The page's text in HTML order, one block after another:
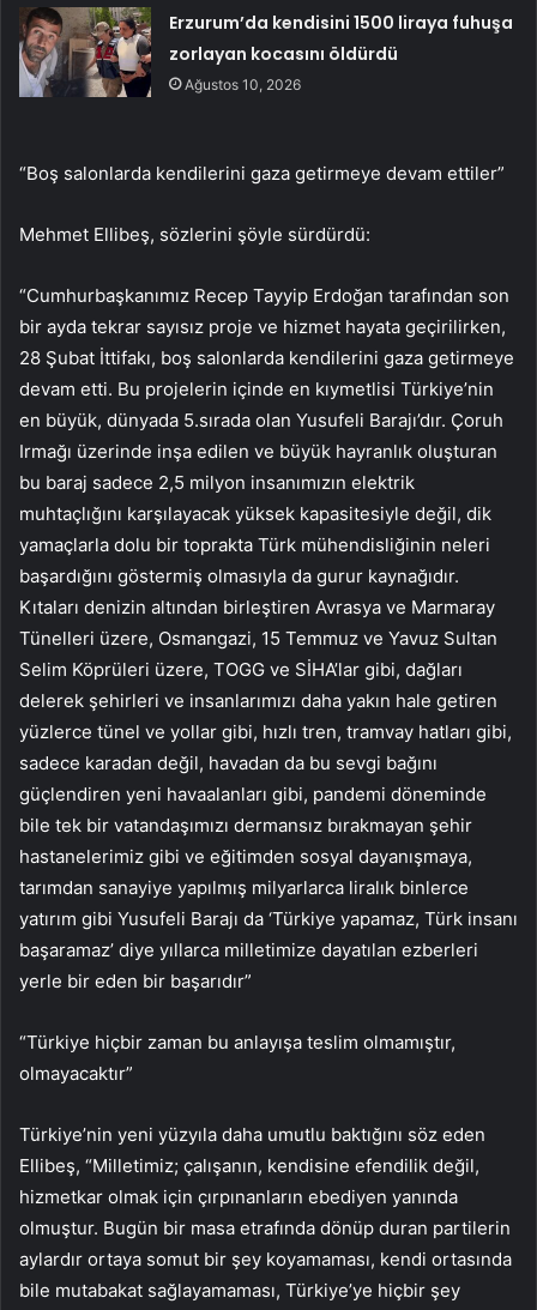
Erzurum’da kendisini 1500 liraya fuhuşa
zorlayan kocasını öldürdü
Ağustos 10, 2026
“Boş salonlarda kendilerini gaza getirmeye devam ettiler”
Mehmet Ellibeş, sözlerini şöyle sürdürdü:
“Cumhurbaşkanımız Recep Tayyip Erdoğan tarafından son
bir ayda tekrar sayısız proje ve hizmet hayata geçirilirken,
28 Şubat İttifakı, boş salonlarda kendilerini gaza getirmeye
devam etti. Bu projelerin içinde en kıymetlisi Türkiye’nin
en büyük, dünyada 5.sırada olan Yusufeli Barajı’dır. Çoruh
Irmağı üzerinde inşa edilen ve büyük hayranlık oluşturan
bu baraj sadece 2,5 milyon insanımızın elektrik
muhtaçlığını karşılayacak yüksek kapasitesiyle değil, dik
yamaçlarla dolu bir toprakta Türk mühendisliğinin neleri
başardığını göstermiş olmasıyla da gurur kaynağıdır.
Kıtaları denizin altından birleştiren Avrasya ve Marmaray
Tünelleri üzere, Osmangazi, 15 Temmuz ve Yavuz Sultan
Selim Köprüleri üzere, TOGG ve SİHA’lar gibi, dağları
delerek şehirleri ve insanlarımızı daha yakın hale getiren
yüzlerce tünel ve yollar gibi, hızlı tren, tramvay hatları gibi,
sadece karadan değil, havadan da bu sevgi bağını
güçlendiren yeni havaalanları gibi, pandemi döneminde
bile tek bir vatandaşımızı dermansız bırakmayan şehir
hastanelerimiz gibi ve eğitimden sosyal dayanışmaya,
tarımdan sanayiye yapılmış milyarlarca liralık binlerce
yatırım gibi Yusufeli Barajı da ‘Türkiye yapamaz, Türk insanı
başaramaz’ diye yıllarca milletimize dayatılan ezberleri
yerle bir eden bir başarıdır”
“Türkiye hiçbir zaman bu anlayışa teslim olmamıştır,
olmayacaktır”
Türkiye’nin yeni yüzyıla daha umutlu baktığını söz eden
Ellibeş, “Milletimiz; çalışanın, kendisine efendilik değil,
hizmetkar olmak için çırpınanların ebediyen yanında
olmuştur. Bugün bir masa etrafında dönüp duran partilerin
aylardır ortaya somut bir şey koyamaması, kendi ortasında
bile mutabakat sağlayamaması, Türkiye’ye hiçbir şey